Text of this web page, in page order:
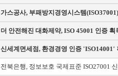
가스공사, 부패방지경영시스템
더 안전해진 대화제약, ISO 45001 인증 획
신세계면세점, 환경경영 인증
전북은행, 정보보호 국제표준 ISO27001